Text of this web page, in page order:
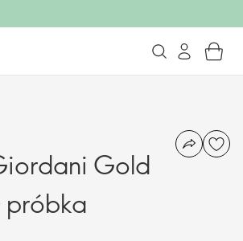
Gold
próbka